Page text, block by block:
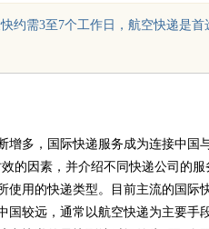
约需3至7个工作日，航空快递是
增多，国际快递服务成为连接中国
的因素，并介绍不同快递公司的
使用的快递类型。目前主流的国
较远，通常以航空快递为主要手